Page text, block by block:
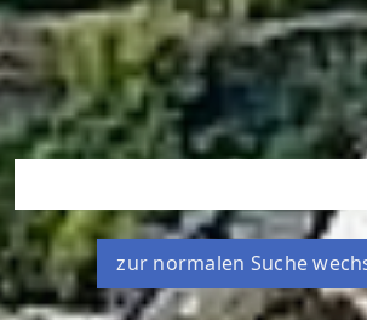
zur normalen Suche